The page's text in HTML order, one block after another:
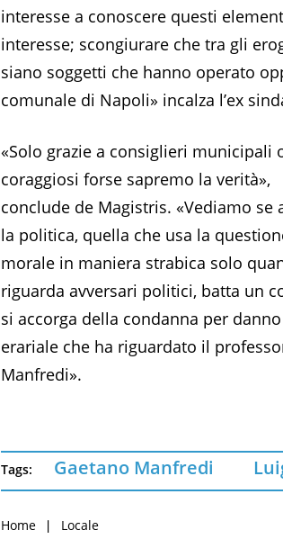
interesse a conoscere questi
interesse; scongiurare che tra gli
siano soggetti che hanno operato
comunale di Napoli» incalza l’ex
«Solo grazie a consiglieri municipali
coraggiosi forse sapremo la verità»,
conclude de Magistris. «Vediamo se
la politica, quella che usa la
morale in maniera strabica solo
riguarda avversari politici, batta un
si accorga della condanna per danno
erariale che ha riguardato il
Manfredi».
Tags: Gaetano Manfredi
Home Locale